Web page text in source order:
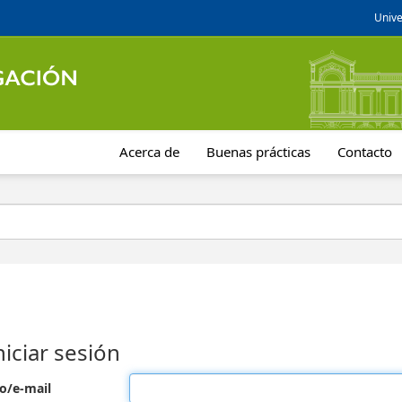
Acerca de Buenas prácticas Contacto
sesión
e-mail